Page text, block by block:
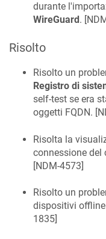
durante
WireGuard . [
Risolto
Risolto un
Registro di
self-test se era
oggetti FQDN. [
Risolta la
connessione del
[NDM-4573]
Risolto un
dispositivi
1835]